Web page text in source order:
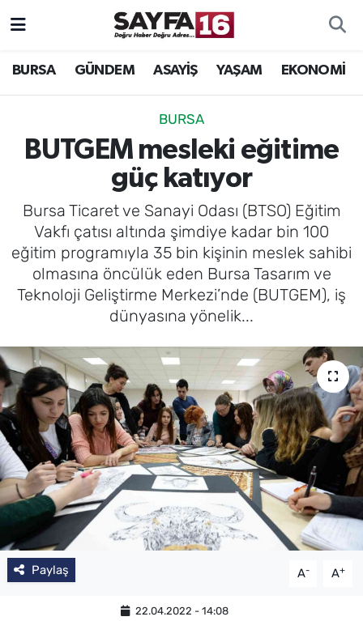
BURSA GÜNDEM ASAYİŞ YAŞAM EKONOMİ
BURSA
BUTGEM mesleki eğitime
güç katıyor
Bursa Ticaret ve Sanayi Odası (BTSO) Eğitim
Vakfı çatısı altında şimdiye kadar bin 100
eğitim programıyla 35 bin kişinin meslek sahibi
olmasına öncülük eden Bursa Tasarım ve
Teknoloji Geliştirme Merkezi’nde (BUTGEM), iş
dünyasına yönelik...
Paylaş A- A+
22.04.2022 - 14:08
ÖZEL HABER
MAGAZİN
DÜNYA
TEKNOLOJİ
EĞİTİM
SAĞLIK
TV REHBERİ
Hava Durumu
TFF 2.Lig Beyaz Grup Puan Durumu ve Fikstür
Tüm Manşetler
Son Dakika Haberleri
Haber Arşivi